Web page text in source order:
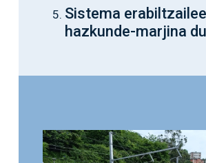
Sistema
hazkunde-marjina